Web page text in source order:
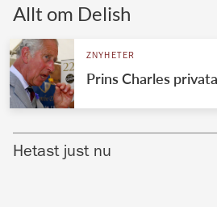
VÄRLDENS
Allt om Delish
ZNYHETER
Prins Charles
Hetast just nu